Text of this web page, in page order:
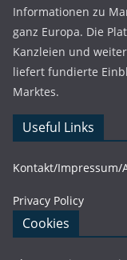
Informationen zu
ganz Europa. Die
Kanzleien und
liefert fundierte
Marktes.
Useful Links
Kontakt/Impressum/
Privacy Policy
Cookies